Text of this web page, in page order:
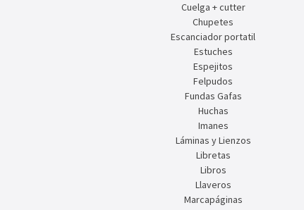
Cuelga + cutter
Chupetes
Escanciador portatil
Estuches
Espejitos
Felpudos
Fundas Gafas
Huchas
Imanes
Láminas y Lienzos
Libretas
Libros
Llaveros
Marcapáginas